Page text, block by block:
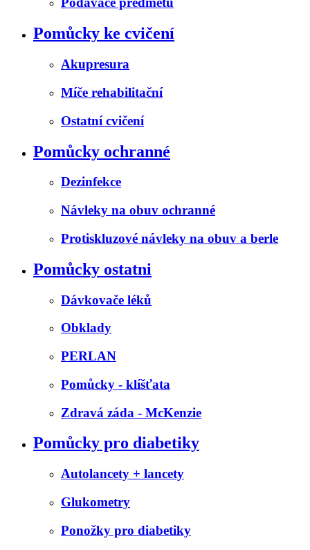
Pomůcky ke cvičení
Akupresura
Míče rehabilitační
Ostatní cvičení
Pomůcky ochranné
Dezinfekce
Návleky na obuv ochranné
Protiskluzové návleky na obuv a berle
Pomůcky ostatni
Dávkovače léků
Obklady
PERLAN
Pomůcky - klíšťata
Zdravá záda - McKenzie
Pomůcky pro diabetiky
Autolancety + lancety
Glukometry
Ponožky pro diabetiky